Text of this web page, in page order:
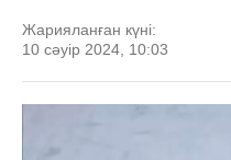
Жарияланған күні:
10 сәуір 2024, 10:03